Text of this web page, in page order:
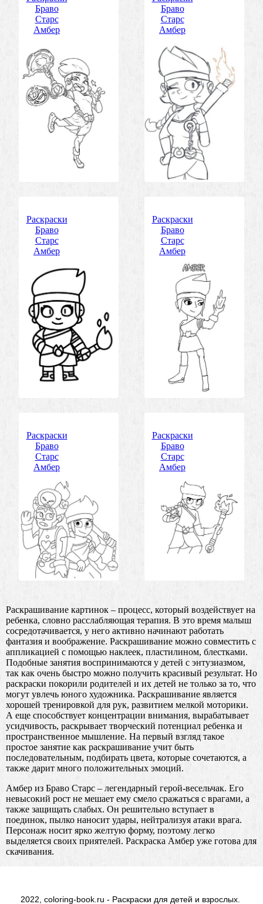
Браво
Старс
Амбер
Браво
Старс
Амбер
Раскраски
Браво
Старс
Амбер
Раскраски
Браво
Старс
Амбер
Раскраски
Браво
Старс
Амбер
Раскраски
Браво
Старс
Амбер
Раскрашивание картинок – процесс, который воздействует на
ребенка, словно расслабляющая терапия. В это время малыш
сосредотачивается, у него активно начинают работать
фантазия и воображение. Раскрашивание можно совместить с
аппликацией с помощью наклеек, пластилином, блестками.
Подобные занятия воспринимаются у детей с энтузиазмом,
так как очень быстро можно получить красивый результат. Но
раскраски покорили родителей и их детей не только за то, что
могут увлечь юного художника. Раскрашивание является
хорошей тренировкой для рук, развитием мелкой моторики.
А еще способствует концентрации внимания, вырабатывает
усидчивость, раскрывает творческий потенциал ребенка и
пространственное мышление. На первый взгляд такое
простое занятие как раскрашивание учит быть
последовательным, подбирать цвета, которые сочетаются, а
также дарит много положительных эмоций.
Амбер из Браво Старс – легендарный герой-весельчак. Его
невысокий рост не мешает ему смело сражаться с врагами, а
также защищать слабых. Он решительно вступает в
поединок, пылко наносит удары, нейтрализуя атаки врага.
Персонаж носит ярко желтую форму, поэтому легко
выделяется своих приятелей. Раскраска Амбер уже готова для
скачивания.
2022, coloring-book.ru - Раскраски для детей и взрослых.